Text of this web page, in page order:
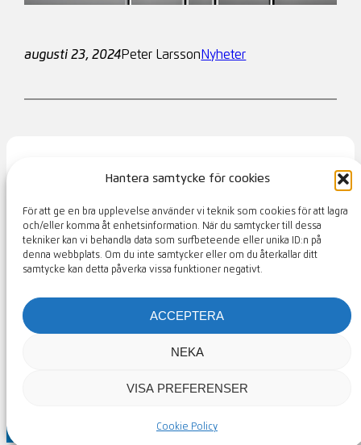
Hantera samtycke för cookies
För att ge en bra upplevelse använder vi teknik som cookies för att lagra
och/eller komma åt enhetsinformation. När du samtycker till dessa
tekniker kan vi behandla data som surfbeteende eller unika ID:n på
denna webbplats. Om du inte samtycker eller om du återkallar ditt
samtycke kan detta påverka vissa funktioner negativt.
ACCEPTERA
NEKA
VISA PREFERENSER
Cookie Policy
augusti 23, 2024Peter Larsson Nyheter
S:t Arild Golfklubb
KONTAKT MEDLEMSSIDOR
042-34 68 60|
263 72 SKÄRET
|Design av Golfpress